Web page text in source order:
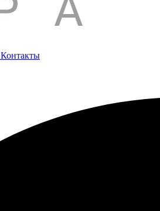
Контакты